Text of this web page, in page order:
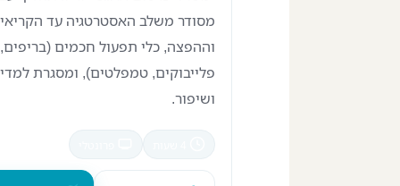
מסודר משלב האסטרטגיה עד
וההפצה, כלי תפעול חכמים (בריפים,
פלייבוקים, טמפלטים), ומסגרת
ושיפור.